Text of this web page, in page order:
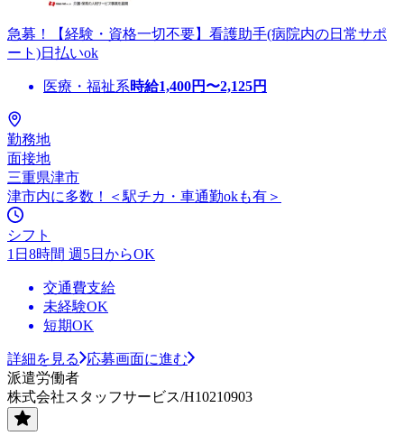
急募！【経験・資格一切不要】看護助手(病院内の日常サポ
ート)日払いok
医療・福祉系時給1,400円〜2,125円
勤務地
面接地
三重県津市
津市内に多数！＜駅チカ・車通勤okも有＞
シフト
1日8時間 週5日からOK
交通費支給
未経験OK
短期OK
詳細を見る
応募画面に進む
派遣労働者
株式会社スタッフサービス/H10210903